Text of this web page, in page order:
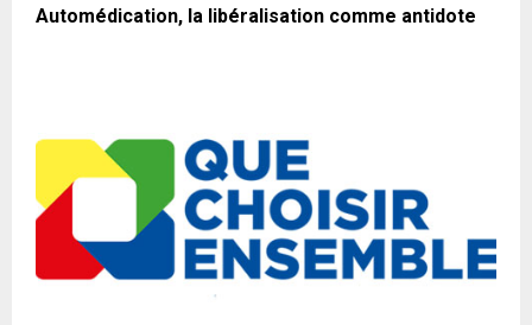
Automédication, la libéralisation comme antidote